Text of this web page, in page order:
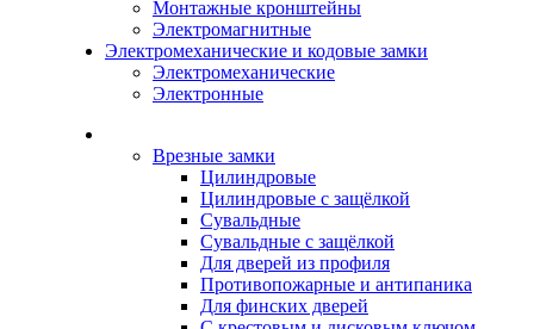
Монтажные кронштейны
Электромагнитные
Электромеханические и кодовые замки
Электромеханические
Электронные
Врезные замки
Цилиндровые
Цилиндровые с защёлкой
Сувальдные
Сувальдные с защёлкой
Для дверей из профиля
Противопожарные и антипаника
Для финских дверей